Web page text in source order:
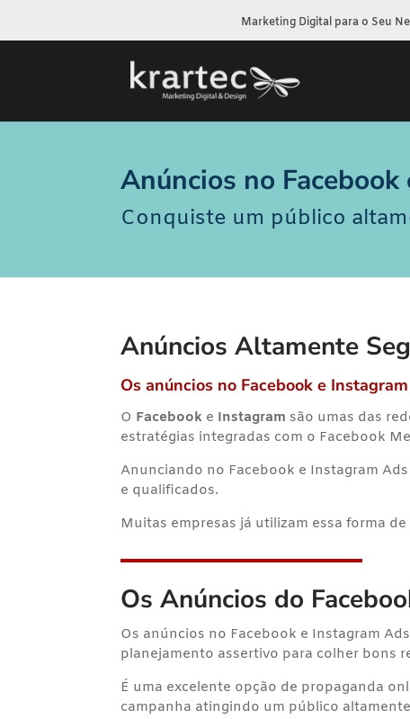
Marketing Digital para o Seu
Anúncios no
Conquiste um público
Anúncios Altamente
Os anúncios no Facebook e
O Facebook e Instagram são umas das
estratégias integradas com o Facebook
Anunciando no Facebook e Instagram
e qualificados.
Muitas empresas já utilizam essa forma
Os Anúncios do
Os anúncios no Facebook e Instagram
planejamento assertivo para colher bons
É uma excelente opção de propaganda
campanha atingindo um público